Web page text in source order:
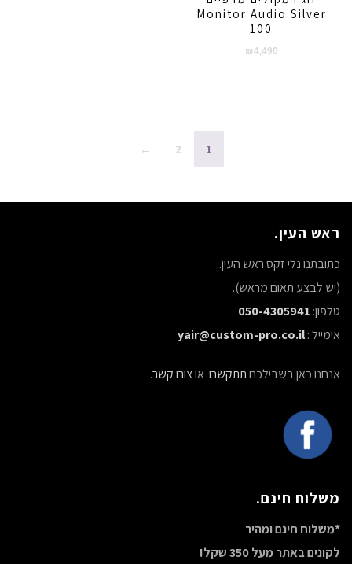
Monitor Audio Silver
100
₪4,490
1
2
←
ראש העין.
כתובתנו נלי זקס ראש העין.
(יש לבצע תאום מראש).
טלפון: 050-4305941
אימייל :yair@custom-pro.co.il
אנחנו כאן בשבילכםתתקשרו אוצורו קשר.
משלוח חינם.
*משלוח חינם ומהיר
לקונים באתר מעל 350 שקל!